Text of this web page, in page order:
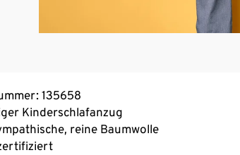
135658
Kinderschlafanzug
reine Baumwolle